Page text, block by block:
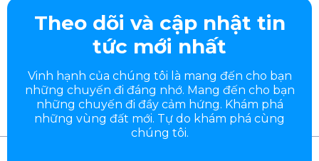
Theo dõi và cập nhật tin
tức mới nhất
Vinh hạnh của chúng tôi là mang đến cho bạn
những chuyến đi đáng nhớ. Mang đến cho bạn
những chuyến đi đầycảm hứng. Khám phá
những vùng đất mới. Tự do khám phá cùng
chúng tôi.